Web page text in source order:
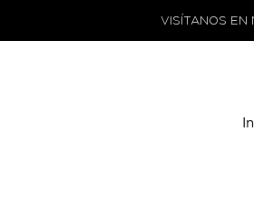
VISÍTANOS EN